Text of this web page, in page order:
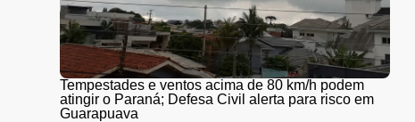
Tempestades e ventos acima de 80 km/h podem
atingir o Paraná; Defesa Civil alerta para risco em
Guarapuava